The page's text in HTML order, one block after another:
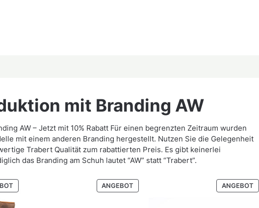
mit Branding AW
AW – Jetzt mit 10% Rabatt Für einen begrenzten Zeitraum wurden
mit einem anderen Branding hergestellt. Nutzen Sie die Gelegenheit
Trabert Qualität zum rabattierten Preis. Es gibt keinerlei
das Branding am Schuh lautet “AW” statt “Trabert”.
IM
ANGEBOT
ANGEBOT
IM
ANGEBOT
IM